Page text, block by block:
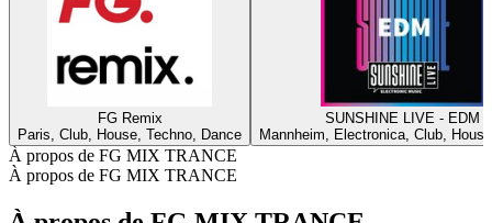
FG Remix
Paris, Club, House, Techno, Dance
SUNSHINE LIVE - EDM
Mannheim, Electronica, Club,
À propos de FG MIX TRANCE
À propos de FG MIX TRANCE